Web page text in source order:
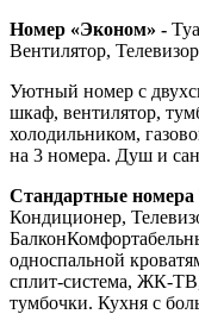
Номер «Эконом» -
Вентилятор, Телевизор
Уютный номер с
шкаф, вентилятор,
холодильником,
на 3 номера. Душ и
Стандартные номера
Кондиционер,
односпальной
сплит-система, ЖК-
тумбочки. Кухня с